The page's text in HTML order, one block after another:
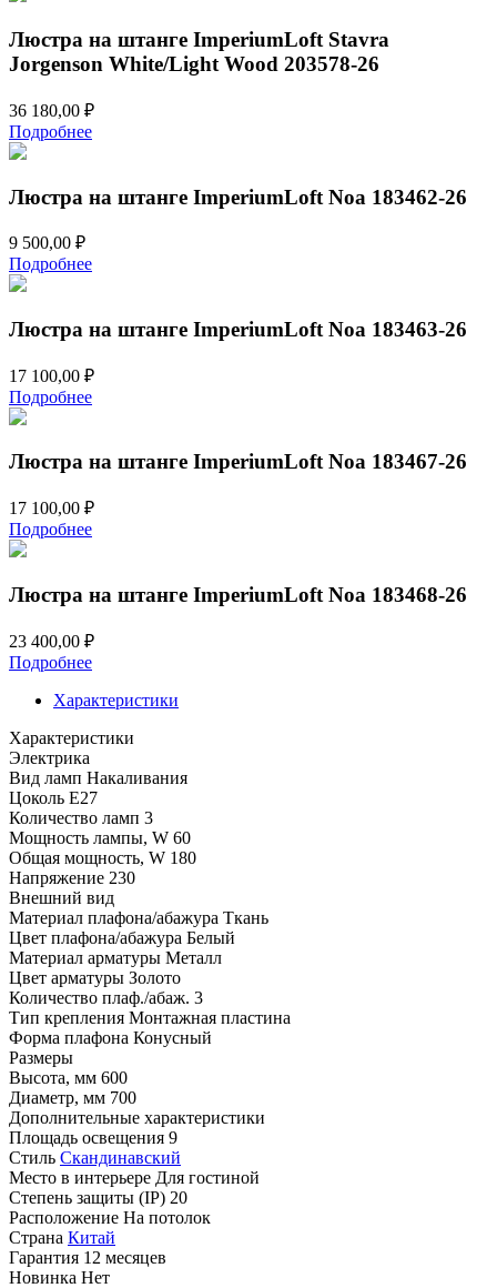
Люстра на штанге ImperiumLoft Stavra
Jorgenson White/Light Wood 203578-26
36 180,00 ₽
Подробнее
Люстра на штанге ImperiumLoft Noa 183462-26
9 500,00 ₽
Подробнее
Люстра на штанге ImperiumLoft Noa 183463-26
17 100,00 ₽
Подробнее
Люстра на штанге ImperiumLoft Noa 183467-26
17 100,00 ₽
Подробнее
Люстра на штанге ImperiumLoft Noa 183468-26
23 400,00 ₽
Подробнее
Характеристики
Характеристики
Электрика
Вид ламп Накаливания
Цоколь E27
Количество ламп 3
Мощность лампы, W 60
Общая мощность, W 180
Напряжение 230
Внешний вид
Материал плафона/абажура Ткань
Цвет плафона/абажура Белый
Материал арматуры Металл
Цвет арматуры Золото
Количество плаф./абаж. 3
Тип крепления Монтажная пластина
Форма плафона Конусный
Размеры
Высота, мм 600
Диаметр, мм 700
Дополнительные характеристики
Площадь освещения 9
Стиль Скандинавский
Место в интерьере Для гостиной
Степень защиты (IP) 20
Расположение На потолок
Страна Китай
Гарантия 12 месяцев
Новинка Нет